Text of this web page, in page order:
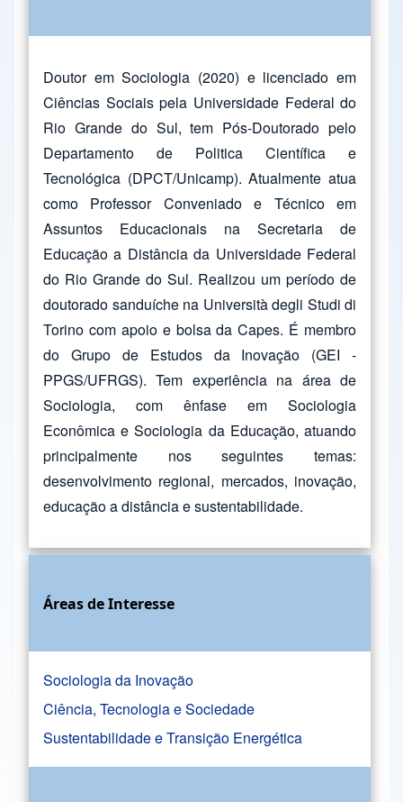
Doutor em Sociologia (2020) e licenciado em
Ciências Sociais pela Universidade Federal do
Rio Grande do Sul, tem Pós-Doutorado pelo
Departamento de Politica Científica e
Tecnológica (DPCT/Unicamp). Atualmente atua
como Professor Conveniado e Técnico em
Assuntos Educacionais na Secretaria de
Educação a Distância da Universidade Federal
do Rio Grande do Sul. Realizou um período de
doutorado sanduíche na Università degli Studi di
Torino com apoio e bolsa da Capes. É membro
do Grupo de Estudos da Inovação (GEI -
PPGS/UFRGS). Tem experiência na área de
Sociologia, com ênfase em Sociologia
Econômica e Sociologia da Educação, atuando
principalmente nos seguintes temas:
desenvolvimento regional, mercados, inovação,
educação a distância e sustentabilidade.
Áreas de Interesse
Sociologia da Inovação
Ciência, Tecnologia e Sociedade
Sustentabilidade e Transição Energética